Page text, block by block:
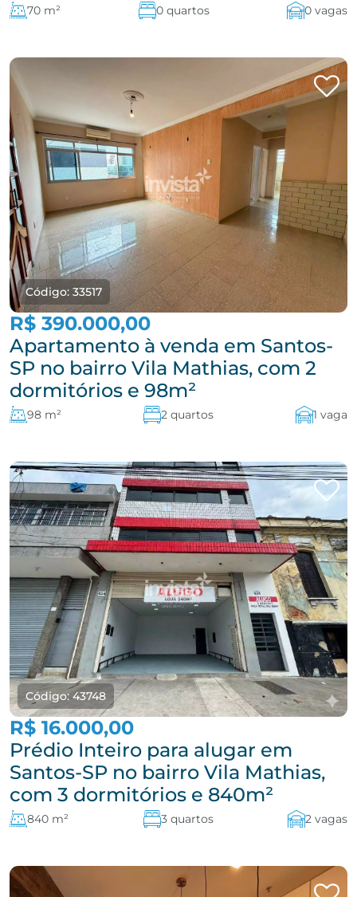
70 m² 0 quartos 0 vagas
Código: 33517
R$ 390.000,00
Apartamento à venda em Santos-
SP no bairro Vila Mathias, com 2
dormitórios e 98m²
98 m² 2 quartos 1 vaga
Código: 43748
R$ 16.000,00
Prédio Inteiro para alugar em
Santos-SP no bairro Vila Mathias,
com 3 dormitórios e 840m²
840 m² 3 quartos 2 vagas